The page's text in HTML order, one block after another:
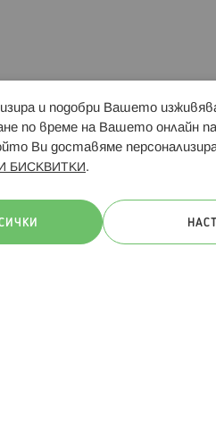
сайтове: Hippoland.ro
и подобри Вашето
по време на Вашето онлайн
Ви доставяме
БИСКВИТКИ .